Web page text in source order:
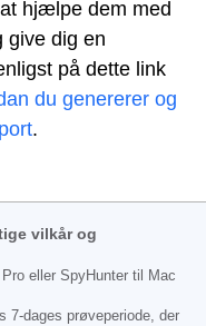
hjælpe dem med
give dig en
på dette link
du genererer og
.
vilkår og
eller SpyHunter til Mac
7-dages prøveperiode, der